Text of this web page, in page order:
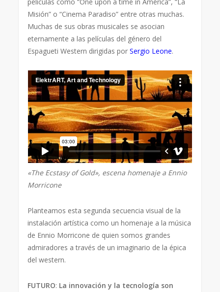
Misión” o “Cinema Paradiso” entre otras muchas.
Muchas de sus obras musicales se asocian
eternamente a las películas del género del
Espagueti Western dirigidas porSergio Leone.
«The Ecstasy of Gold», escena homenaje a Ennio
Morricone
Planteamos esta segunda secuencia visual de la
instalación artística como un homenaje a la música
de Ennio Morricone de quien somos grandes
admiradores a través de un imaginario de la épica
del western.
FUTURO: La innovación y la tecnología son